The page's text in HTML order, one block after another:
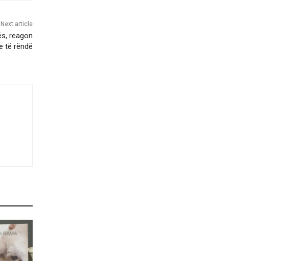
Next article
reagon
të rëndë